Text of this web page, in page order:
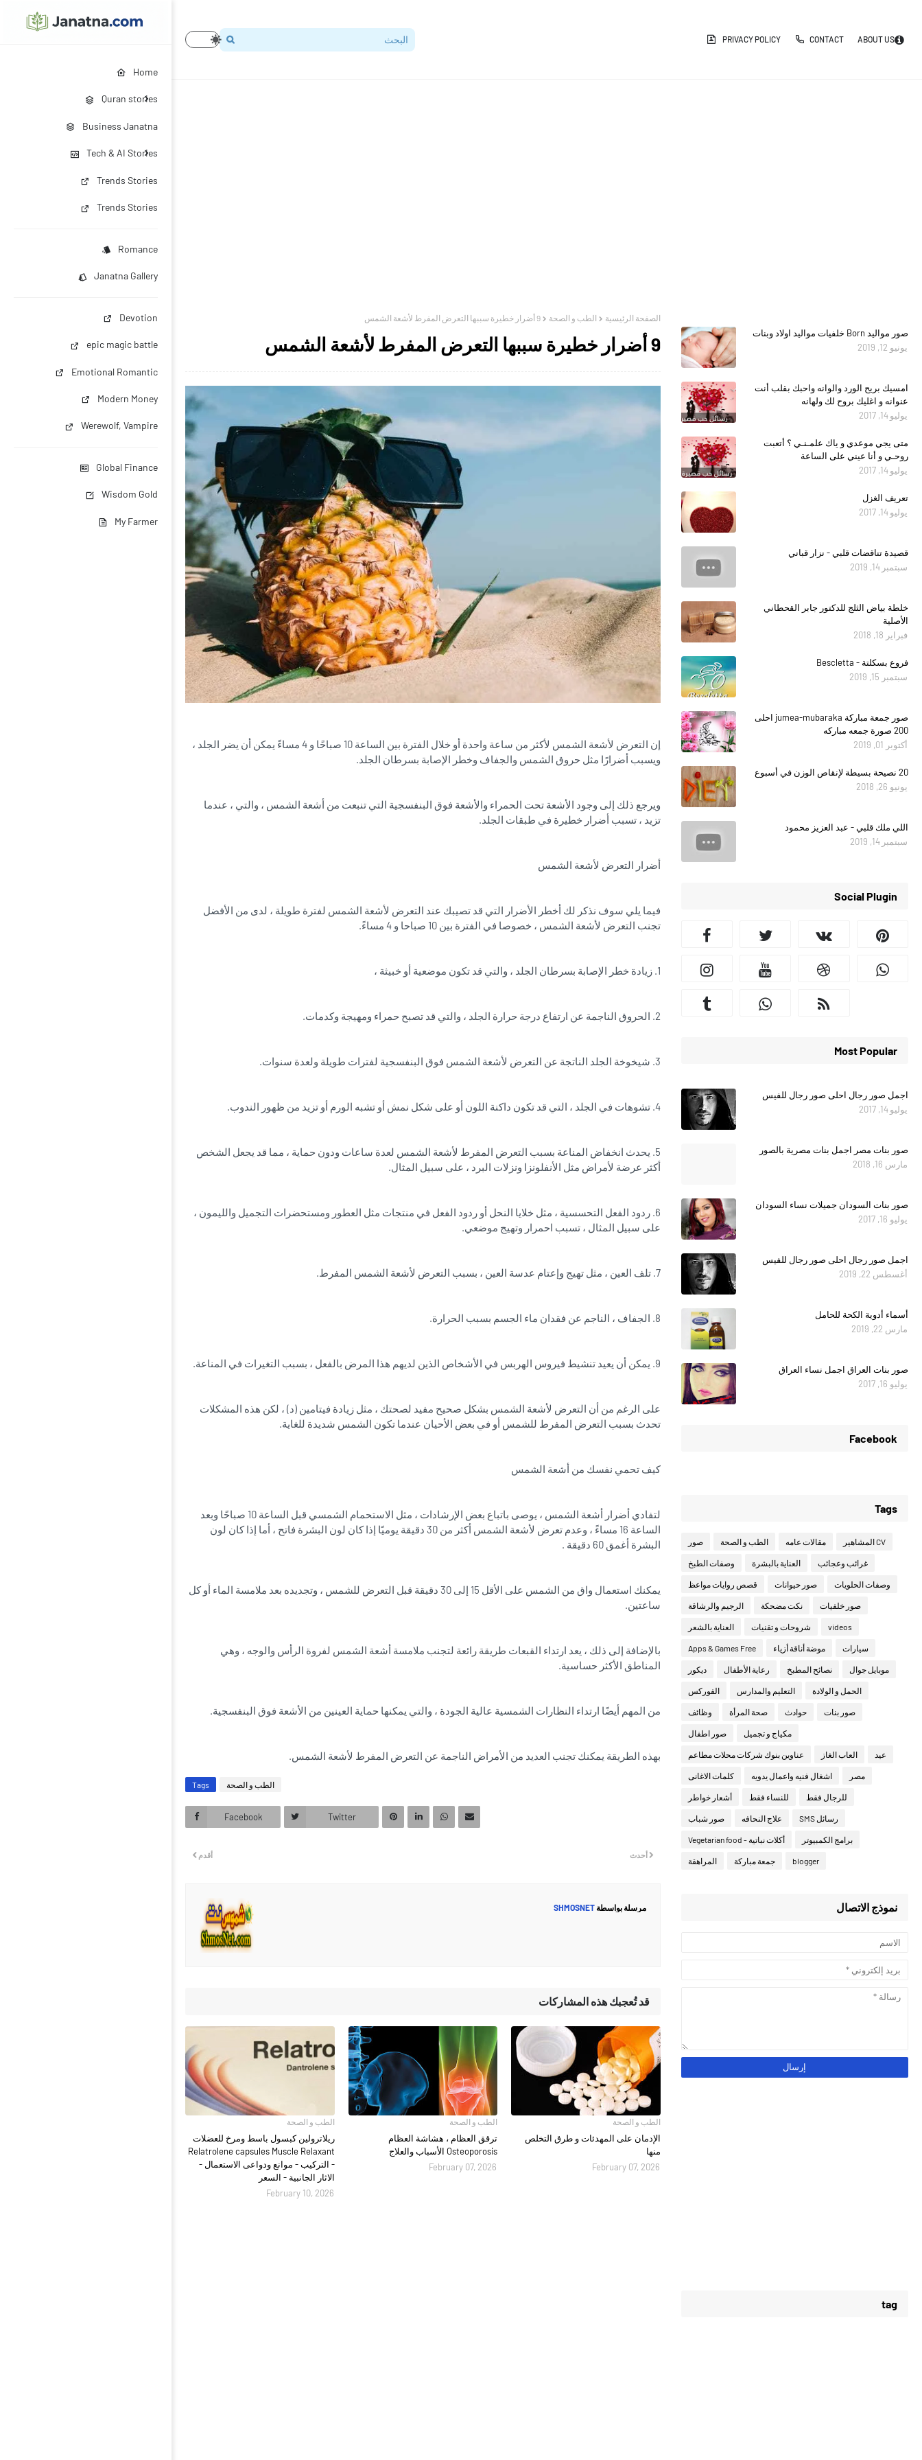
Home
Quran stories
Business Janatna
Tech & AI Stories
Trends Stories
Trends Stories
Romance
Janatna Gallery
Devotion
epic magic battle
Emotional Romantic
Modern Money
Werewolf, Vampire
Global Finance
Wisdom Gold
My Farmer
PRIVACY POLICY CONTACT ABOUT US
الصفحة الرئيسية الطب و الصحة 9 أضرار خطيرة سببها التعرض المفرط لأشعة الشمس
9 أضرار خطيرة سببها التعرض المفرط لأشعة الشمس
إن التعرض لأشعة الشمس لأكثر من ساعة واحدة أو خلال الفترة بين الساعة 10 صباحًا و 4 مساءً يمكن أن يضر الجلد ،
ويسبب أضرارًا مثل حروق الشمس والجفاف وخطر الإصابة بسرطان الجلد.
ويرجع ذلك إلى وجود الأشعة تحت الحمراء والأشعة فوق البنفسجية التي تنبعت من أشعة الشمس ، والتي ، عندما
تزيد ، تسبب أضرار خطيرة في طبقات الجلد.
أضرار التعرض لأشعة الشمس
فيما يلي سوف نذكر لك أخطر الأضرار التي قد تصيبك عند التعرض لأشعة الشمس لفترة طويلة ، لدى من الأفضل
تجنب التعرض لأشعة الشمس ، خصوصا في الفترة بين 10 صباحا و 4 مساءً.
1. زيادة خطر الإصابة بسرطان الجلد ، والتي قد تكون موضعية أو خبيثة ،
2. الحروق الناجمة عن ارتفاع درجة حرارة الجلد ، والتي قد تصبح حمراء ومهيجة وكدمات.
3. شيخوخة الجلد الناتجة عن التعرض لأشعة الشمس فوق البنفسجية لفترات طويلة ولعدة سنوات.
4. تشوهات في الجلد ، التي قد تكون داكنة اللون أو على شكل نمش أو تشبه الورم أو تزيد من ظهور الندوب.
5. يحدث انخفاض المناعة بسبب التعرض المفرط لأشعة الشمس لعدة ساعات ودون حماية ، مما قد يجعل الشخص
أكثر عرضة لأمراض مثل الأنفلونزا ونزلات البرد ، على سبيل المثال.
6. ردود الفعل التحسسية ، مثل خلايا النحل أو ردود الفعل في منتجات مثل العطور ومستحضرات التجميل والليمون ،
على سبيل المثال ، تسبب احمرار وتهيج موضعي.
7. تلف العين ، مثل تهيج وإعتام عدسة العين ، بسبب التعرض لأشعة الشمس المفرط.
8. الجفاف ، الناجم عن فقدان ماء الجسم بسبب الحرارة.
9. يمكن أن يعيد تنشيط فيروس الهربس في الأشخاص الذين لديهم هذا المرض بالفعل ، بسبب التغيرات في المناعة.
على الرغم من أن التعرض لأشعة الشمس بشكل صحيح مفيد لصحتك ، مثل زيادة فيتامين (د) ، لكن هذه المشكلات
تحدث بسبب التعرض المفرط للشمس أو في بعض الأحيان عندما تكون الشمس شديدة للغاية.
كيف تحمي نفسك من أشعة الشمس
لتفادي أضرار أشعة الشمس ، يوصى باتباع بعض الإرشادات ، مثل الاستحمام الشمسي قبل الساعة 10 صباحًا وبعد
الساعة 16 مساءً ، وعدم تعرض لأشعة الشمس أكثر من 30 دقيقة يوميًا إذا كان لون البشرة فاتح ، أما إذا كان لون
البشرة أغمق 60 دقيقة .
يمكنك استعمال واق من الشمس على الأقل 15 إلى 30 دقيقة قبل التعرض للشمس ، وتجديده بعد ملامسة الماء أو كل
ساعتين.
بالإضافة إلى ذلك ، يعد ارتداء القبعات طريقة رائعة لتجنب ملامسة أشعة الشمس لفروة الرأس والوجه ، وهي
المناطق الأكثر حساسية.
من المهم أيضًا ارتداء النظارات الشمسية عالية الجودة ، والتي يمكنها حماية العينين من الأشعة فوق البنفسجية.
بهذه الطريقة يمكنك تجنب العديد من الأمراض الناجمة عن التعرض المفرط لأشعة الشمس.
Tags الطب و الصحة
Facebook Twitter
أحدث أقدم
مرسلة بواسطة SHMOSNET
قد تُعجبك هذه المشاركات
الطب و الصحة
ريلاترولين كبسول باسط ومرخ للعضلات
Relatrolene capsules Muscle Relaxant
- التركيب - موانع ودواعى الاستعمال -
الاثار الجانبية - السعر
February 10, 2026
الطب و الصحة
ترقق العظام ، هشاشة العظام
Osteoporosis الأسباب والعلاج
February 07, 2026
الطب و الصحة
الإدمان على المهدئات و طرق التخلص
منها
February 07, 2026
صور مواليد Born خلفيات مواليد اولاد وبنات
يونيو 12, 2019
امسيك بريح الورد والوانه واحبك بقلب أنت
عنوانه و اغليك بروح لك ولهانه
يوليو 14, 2017
متى يجي موعدي و ياك علمـنـي ؟ أتعبت
روحـي و أنا عيني على الساعة
يوليو 14, 2017
تعريف الغزل
يوليو 14, 2017
قصيدة تناقضات قلبي - نزار قباني
سبتمبر 14, 2019
خلطة بياض الثلج للدكتور جابر القحطاني
الأصلية
فبراير 18, 2018
فروع بسكلتة - Bescletta
سبتمبر 15, 2019
صور جمعة مباركة jumea-mubaraka احلى
200 صورة جمعه مباركه
أكتوبر 01, 2019
20 نصيحة بسيطة لإنقاص الوزن في أسبوع
يونيو 26, 2018
اللي ملك قلبي - عبد العزيز محمود
سبتمبر 14, 2019
Social Plugin
Most Popular
اجمل صور رجال احلى صور رجال للفيس
يوليو 14, 2017
صور بنات مصر اجمل بنات مصرية بالصور
مارس 16, 2018
صور بنات السودان جميلات نساء السودان
يوليو 16, 2017
اجمل صور رجال احلى صور رجال للفيس
أغسطس 22, 2019
أسماء أدوية الكحة للحامل
مارس 22, 2019
صور بنات العراق اجمل نساء العراق
يوليو 16, 2017
Facebook
Tags
صور الطب و الصحة مقالات عامه CV المشاهير
وصفات الطبخ العناية بالبشرة غرائب وعجائب
قصص روايات مواعظ صور حيوانات وصفات الحلويات
الرجيم والرشاقة نكت مضحكة صور خلفيات
العناية بالشعر شروحات و تقنيات videos
Apps & Games Free موضة أناقة أزياء سيارات
ديكور رعاية الأطفال نصائح المطبخ موبايل جوال
الفوركس التعليم والمدارس الحمل و الولادة
وظائف صحة المرأة حوادث صور بنات
صور اطفال مكياج و تجميل
عناوين بنوك شركات محلات مطاعم العاب الغاز عيد
كلمات الاغانى اشغال فنيه واعمال يدويه مصر
أشعار خواطر للنساء فقط للرجال فقط
صور شباب علاج النحافه رسائل SMS
أكلات نباتية - Vegetarian food برامج الكمبيوتر
المراهقة جمعة مباركة blogger
نموذج الاتصال
tag